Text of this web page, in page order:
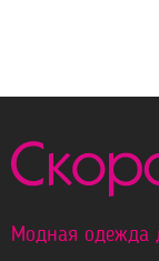
Модная одежда